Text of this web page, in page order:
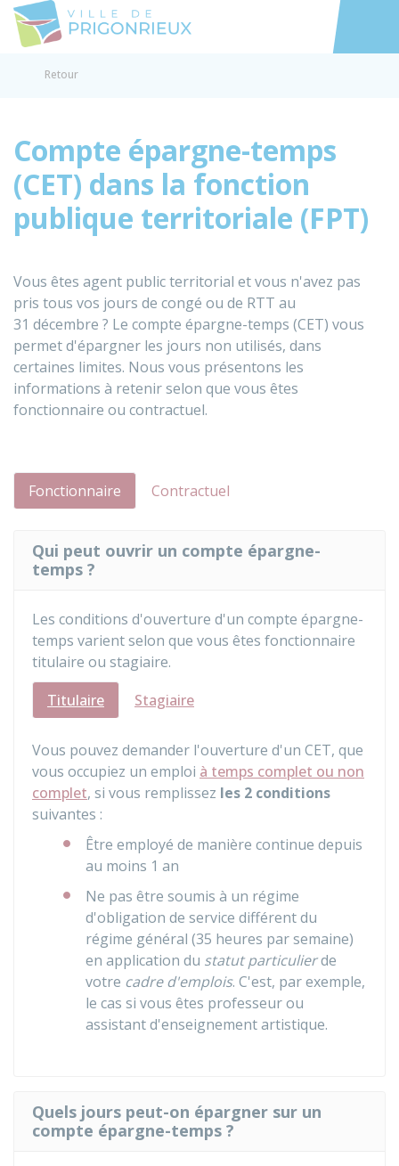
Accéder
Retour
Compte épargne-temps
(CET) dans la fonction
publique territoriale (FPT)
Vous êtes agent public territorial et vous n'avez pas
pris tous vos jours de congé ou de RTT au
31 décembre ? Le compte épargne-temps (CET) vous
permet d'épargner les jours non utilisés, dans
certaines limites. Nous vous présentons les
informations à retenir selon que vous êtes
fonctionnaire ou contractuel.
Fonctionnaire Contractuel
Qui peut ouvrir un compte épargne-
temps ?
Les conditions d'ouverture d'un compte épargne-
temps varient selon que vous êtes fonctionnaire
titulaire ou stagiaire.
Titulaire
Stagiaire
Vous pouvez demander l'ouverture d'un CET, que
vous occupiez un emploi à temps complet ou non
complet, si vous remplissez les 2 conditions
suivantes :
Être employé de manière continue depuis
au moins 1 an
Ne pas être soumis à un régime
d'obligation de service différent du
régime général (35 heures par semaine)
en application du statut particulierde
votre cadre d'emplois. C'est, par exemple,
le cas si vous êtes professeur ou
assistant d'enseignement artistique.
Quels jours peut-on épargner sur un
compte épargne-temps ?